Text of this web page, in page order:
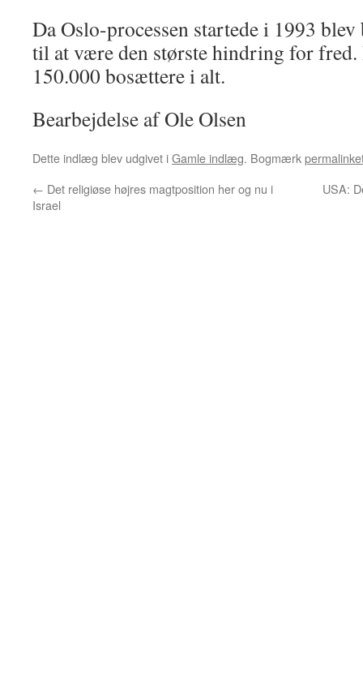
Da Oslo-processen startede i 1993
til at være den største hindring for fred.
150.000 bosættere i alt.
Bearbejdelse af Ole Olsen
Dette indlæg blev udgivet iGamle indlæg. Bogmærk
← Det religiøse højres magtposition her og nu i
Israel
USA: